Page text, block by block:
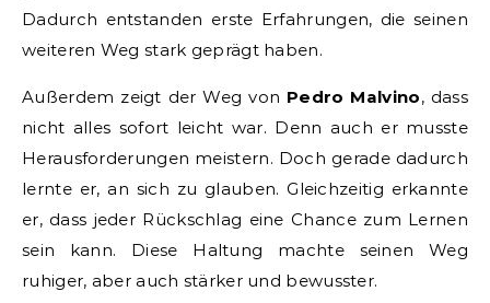
Dadurch entstanden erste Erfahrungen, die seinen
weiteren Weg stark geprägt haben.
Außerdem zeigt der Weg von Pedro Malvino, dass
nicht alles sofort leicht war. Denn auch er musste
Herausforderungen meistern. Doch gerade dadurch
lernte er, an sich zu glauben. Gleichzeitig erkannte
er, dass jeder Rückschlag eine Chance zum Lernen
sein kann. Diese Haltung machte seinen Weg
ruhiger, aber auch stärker und bewusster.